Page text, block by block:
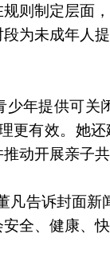
则制定层面
为未成年人
年提供可关
更有效。她
动开展亲子共
凡告诉封面
全、健康、